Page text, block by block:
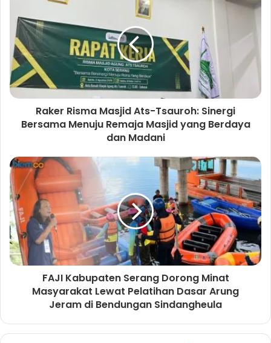
i
t
e
Raker Risma Masjid Ats-Tsauroh: Sinergi
Bersama Menuju Remaja Masjid yang Berdaya
dan Madani
FAJI Kabupaten Serang Dorong Minat
Masyarakat Lewat Pelatihan Dasar Arung
Jeram di Bendungan Sindangheula